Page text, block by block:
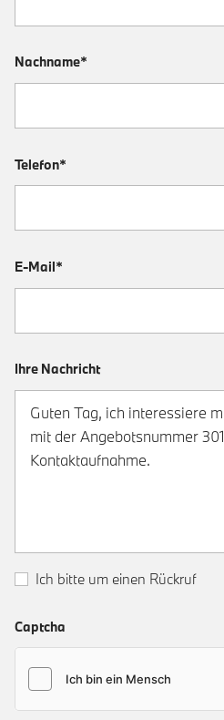
Nachname*
Telefon*
E-Mail*
Ihre Nachricht
Ich bitte um einen Rückruf
Captcha